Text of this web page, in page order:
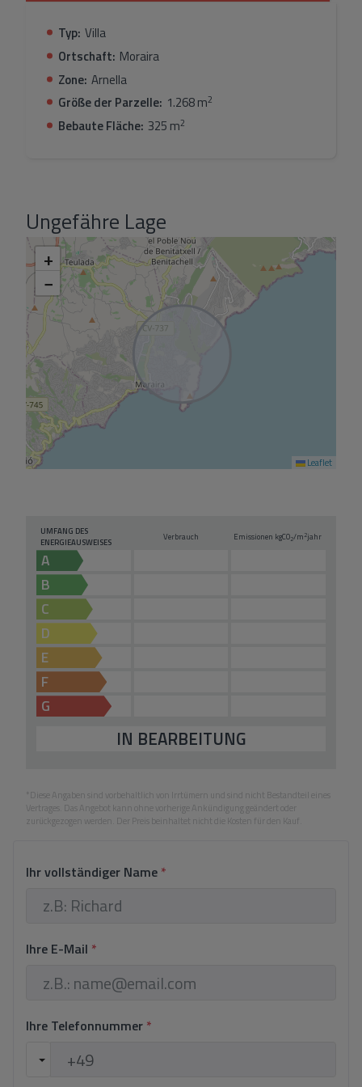
Supermarkt- 7 Minuten Fahrt zum El Portet Strand und
Restaurants- 14&nbsp; Minuten Fahrt zum Golfplatz-
16 Minuten Fahrt zur Autobahnauffahrt in Benissa
Typ: Villa
Ortschaft: Moraira
Zone: Arnella
Größe der Parzelle: 1.268 m2
Bebaute Fläche: 325 m2
Ungefähre Lage
+
−
Leaflet
UMFANG DES
ENERGIEAUSWEISES
Verbrauch Emissionen kgCO2/m2jahr
A
B
C
D
E
F
G
IN BEARBEITUNG
*Diese Angaben sind vorbehaltlich von Irrtümern und sind nicht Bestandteil eines
Vertrages. Das Angebot kann ohne vorherige Ankündigung geändert oder
zurückgezogen werden. Der Preis beinhaltet nicht die Kosten für den Kauf.
Ihr vollständiger Name *
Ihre E-Mail *
Ihre Telefonnummer *